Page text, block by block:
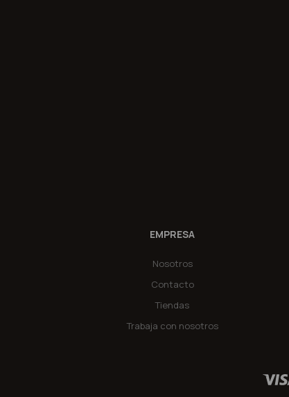
EMPRESA
Nosotros
Contacto
Tiendas
Trabaja con nosotros